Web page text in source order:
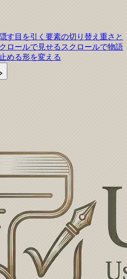
す 目を引く 要素の切り替え 重さと
ロールで見せる スクロールで物語
める形を変える